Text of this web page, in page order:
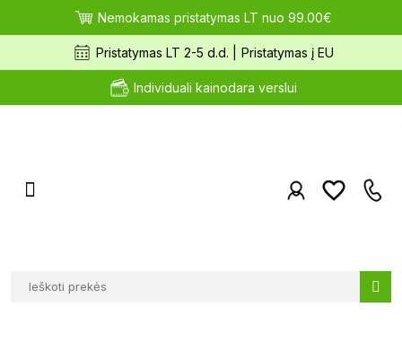
Nemokamas pristatymas LT nuo 99.00€
Pristatymas LT 2-5 d.d. | Pristatymas į EU
Individuali kainodara verslui